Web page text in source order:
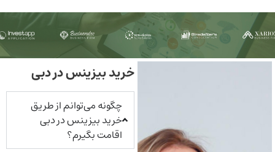
خرید بیزینس در دبی
چگونه می‌توانم از طریق
خرید بیزینس در دبی
اقامت بگیرم؟